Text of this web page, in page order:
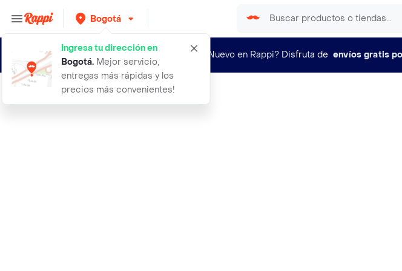
Bogotá
Ingresa tu dirección en
Bogotá. Mejor servicio,
entregas más rápidas y los
precios más convenientes!
¿Nuevo en Rappi? Disfruta de envíos gratis
natures heart mezcla de frutos seco